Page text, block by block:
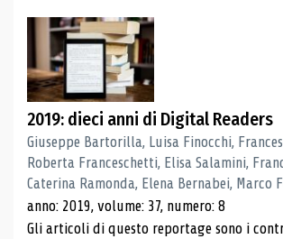
2019: dieci anni di Digital Readers
Giuseppe Bartorilla, Luisa Finocchi,
Roberta Franceschetti, Elisa Salamini,
Caterina Ramonda, Elena Bernabei, Marco
anno: 2019, volume: 37, numero: 8
Gli articoli di questo reportage sono i